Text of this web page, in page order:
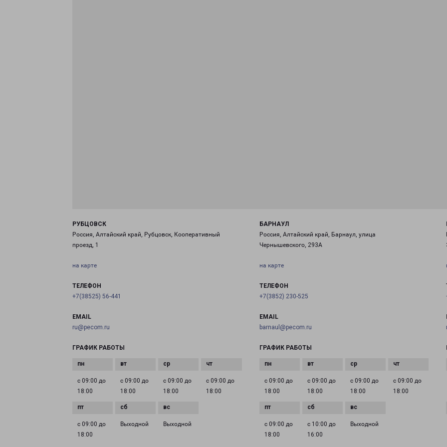
РУБЦОВСК
Россия, Алтайский край, Рубцовск, Кооперативный
проезд, 1
на карте
ТЕЛЕФОН
+7(38525) 56-441
EMAIL
ru@pecom.ru
ГРАФИК РАБОТЫ
с 09:00 до
18:00
с 09:00 до
18:00
с 09:00 до
18:00
с 09:00 до
18:00
с 09:00 до
18:00
Выходной Выходной
БАРНАУЛ
Россия, Алтайский край, Барнаул, улица
Чернышевского, 293А
на карте
ТЕЛЕФОН
+7(3852) 230-525
EMAIL
barnaul@pecom.ru
ГРАФИК РАБОТЫ
с 09:00 до
18:00
с 09:00 до
18:00
с 09:00 до
18:00
с 09:00 до
18:00
с 09:00 до
18:00
с 10:00 до
16:00
Выходной